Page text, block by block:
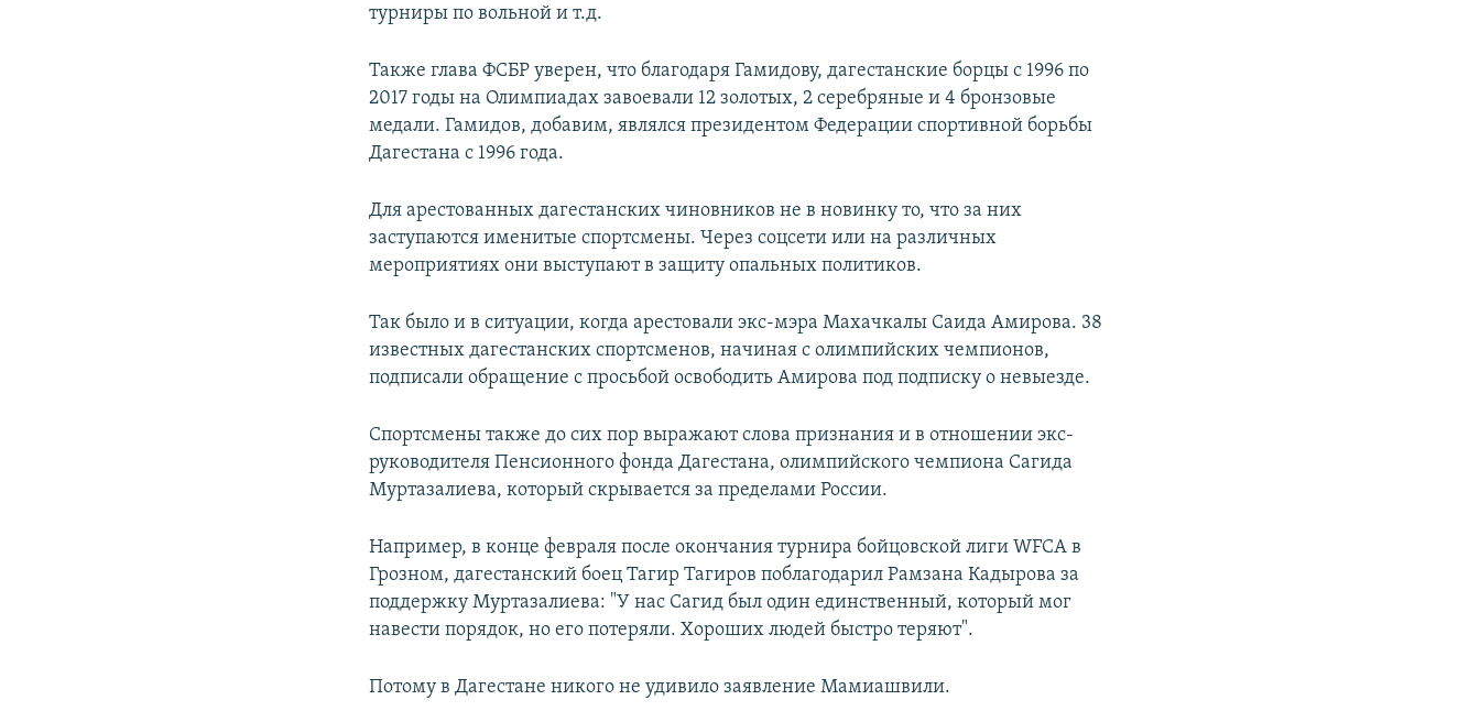
турниры по вольной и т.д.
Также глава ФСБР уверен, что благодаря Гамидову, дагестанские борцы с 1996 по
2017 годы на Олимпиадах завоевали 12 золотых, 2 серебряные и 4 бронзовые
медали. Гамидов, добавим, являлся президентом Федерации спортивной борьбы
Дагестана с 1996 года.
Для арестованных дагестанских чиновников не в новинку то, что за них
заступаются именитые спортсмены. Через соцсети или на различных
мероприятиях они выступают в защиту опальных политиков.
Так было и в ситуации, когда арестовали экс-мэра Махачкалы Саида Амирова. 38
известных дагестанских спортсменов, начиная с олимпийских чемпионов,
подписали обращение с просьбой освободить Амирова под подписку о невыезде.
Спортсмены также до сих пор выражают слова признания и в отношении экс-
руководителя Пенсионного фонда Дагестана, олимпийского чемпиона Сагида
Муртазалиева, который скрывается за пределами России.
Например, в конце февраля после окончания турнира бойцовской лиги WFCA в
Грозном, дагестанский боец Тагир Тагиров поблагодарил Рамзана Кадырова за
поддержку Муртазалиева: "У нас Сагид был один единственный, который мог
навести порядок, но его потеряли. Хороших людей быстро теряют".
Потому в Дагестане никого не удивило заявление Мамиашвили.